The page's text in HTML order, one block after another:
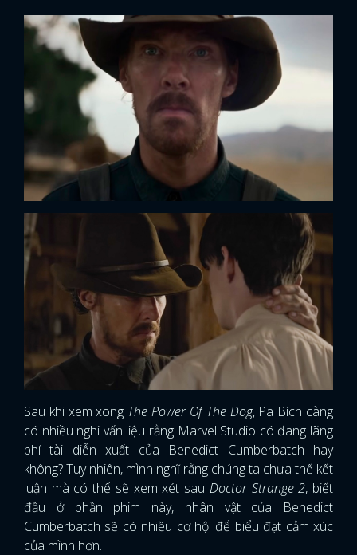
Sau khi xem xong The Power Of The Dog, Pa Bích càng
có nhiều nghi vấn liệu rằng Marvel Studio có đang lãng
phí tài diễn xuất của Benedict Cumberbatch hay
không? Tuy nhiên, mình nghĩ rằng chúng ta chưa thể kết
luận mà có thể sẽ xem xét sau Doctor Strange 2, biết
đầu ở phần phim này, nhân vật của Benedict
Cumberbatch sẽ có nhiều cơ hội để biểu đạt cảm xúc
của mình hơn.